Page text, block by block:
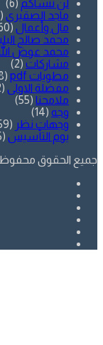
لن ننساكم (6)
ماجد الصقيري (4)
مال وأعمال (60)
محمد صالح
محمد عوض
مشاركات (2)
مطويات pdf
(1٬528)
مفضلة الاولى (2)
ملامحنا (55)
وجه (14)
وجهات نظر (359)
يوم التأسيس (5)
جميع الحقوق محفوظة